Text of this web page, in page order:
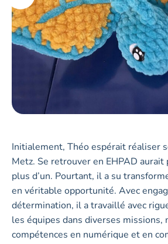
Initialement, Théo espérait réaliser
Metz. Se retrouver en EHPAD aurait
plus d’un. Pourtant, il a su
en véritable opportunité. Avec
détermination, il a travaillé avec
les équipes dans diverses
compétences en numérique et en